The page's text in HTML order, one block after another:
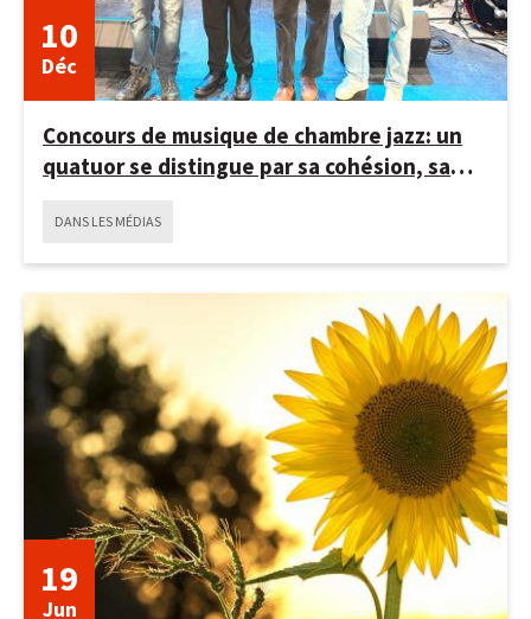
Concours de musique de chambre jazz: un
quatuor se distingue par sa cohésion, sa
10
décembre
2025
10
Déc
DANS LES MÉDIAS
19
Jun